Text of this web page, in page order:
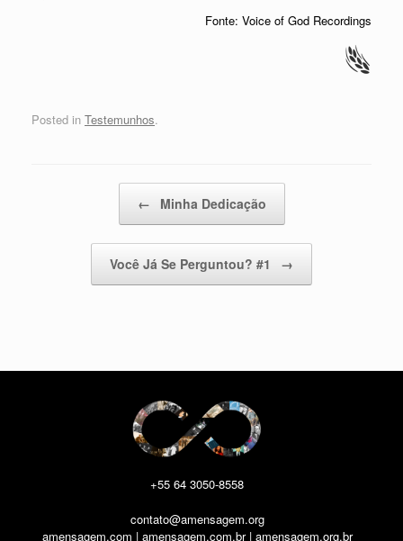
Fonte: Voice of God Recordings
Posted in Testemunhos.
← Minha Dedicação
Você Já Se Perguntou? #1 →
+55 64 3050-8558
contato@amensagem.org
amensagem.com | amensagem.com.br | amensagem.org.br